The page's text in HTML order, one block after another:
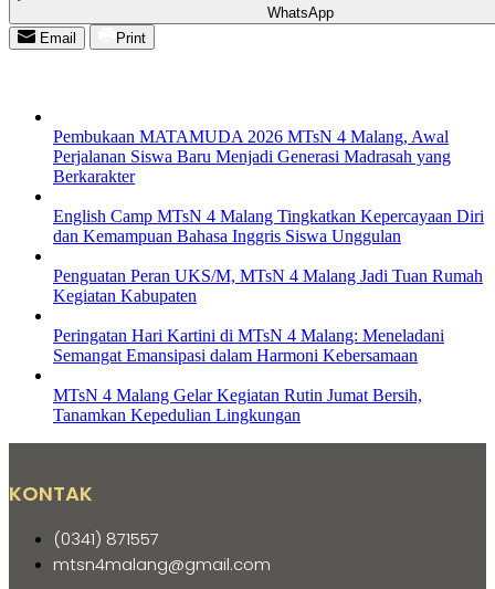
WhatsApp
Email
Print
Pembukaan MATAMUDA 2026 MTsN 4 Malang, Awal
Perjalanan Siswa Baru Menjadi Generasi Madrasah yang
Berkarakter
English Camp MTsN 4 Malang Tingkatkan Kepercayaan Diri
dan Kemampuan Bahasa Inggris Siswa Unggulan
Penguatan Peran UKS/M, MTsN 4 Malang Jadi Tuan Rumah
Kegiatan Kabupaten
Peringatan Hari Kartini di MTsN 4 Malang: Meneladani
Semangat Emansipasi dalam Harmoni Kebersamaan
MTsN 4 Malang Gelar Kegiatan Rutin Jumat Bersih,
Tanamkan Kepedulian Lingkungan
KONTAK
(0341) 871557
mtsn4malang@gmail.com